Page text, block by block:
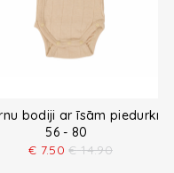
bodiji ar īsām
56 - 80
€ 7.50 € 14.90